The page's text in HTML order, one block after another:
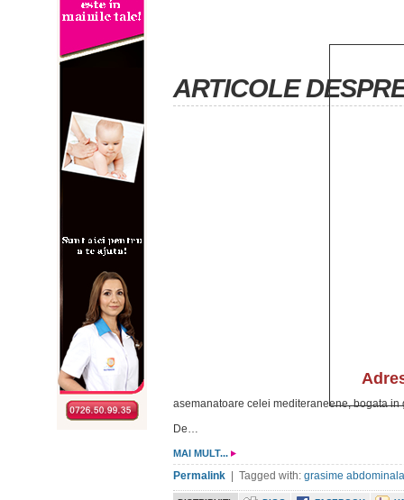
ARTICOLE
asemanatoare celei mediteraneene, bogata
De…
MAI MULT...
Permalink | Tagged with: grasime abdominala